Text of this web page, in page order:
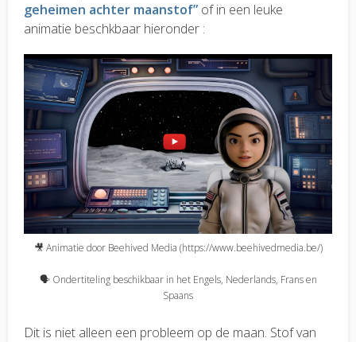
geheimen achter maanstof” of in een leuke
animatie beschkbaar hieronder :
🎥 Animatie door Beehived Media (https://www.beehivedmedia.be/)
🗣️ Ondertiteling beschikbaar in het Engels, Nederlands, Frans en
Spaans
Dit is niet alleen een probleem op de maan. Stof van